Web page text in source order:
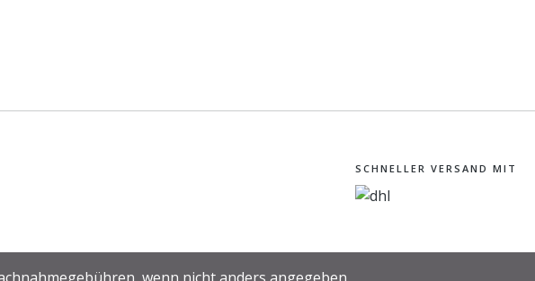
SCHNELLER VERSAND MIT